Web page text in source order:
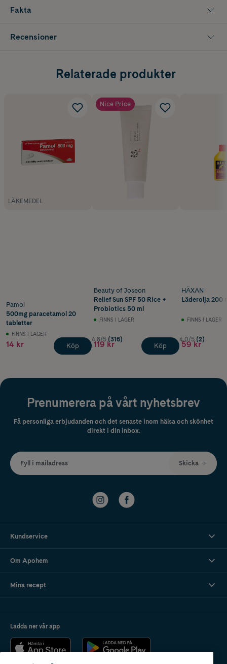
Fakta
Recensioner
Relaterade produkter
LÄKEMEDEL
Pamol
500mg paracetamol 20
tabletter
FINNS I LAGER
14 kr Köp
Nice Price
Beauty of Joseon
Relief Sun SPF 50 Rice +
Probiotics 50 ml
FINNS I LAGER
4.8/5 (316)
119 kr Köp
HÄXAN
Läderolja 200
FINNS I LAGER
4.0/5 (2)
59 kr
Prenumerera på vårt nyhetsbrev
Få personliga erbjudanden och det senaste inom hälsa och skönhet
direkt i din inbox.
Fyll i mailadress Skicka
Kundservice
Om Apohem
Mina recept
Ladda ner vår app